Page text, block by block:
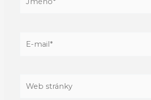
mail*
stránky